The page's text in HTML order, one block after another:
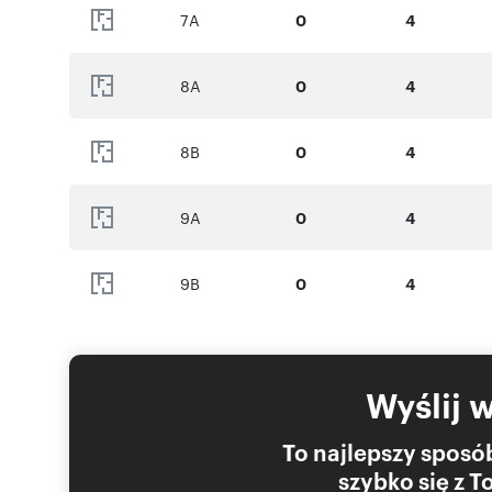
* wysokiej jakości stolarka okienna i drzwiowa
* ogrzewanie podłogowe
* miejsca postojowe naziemne
Współpracujemy z profesjonalną firmą od wykończeń
która może zaaranżować i wykończyć lokal zgodnie z
7A 0 4
8A 0 4
8B 0 4
9A 0 4
9B 0 4
Wyślij
To najlepszy
szybko się z